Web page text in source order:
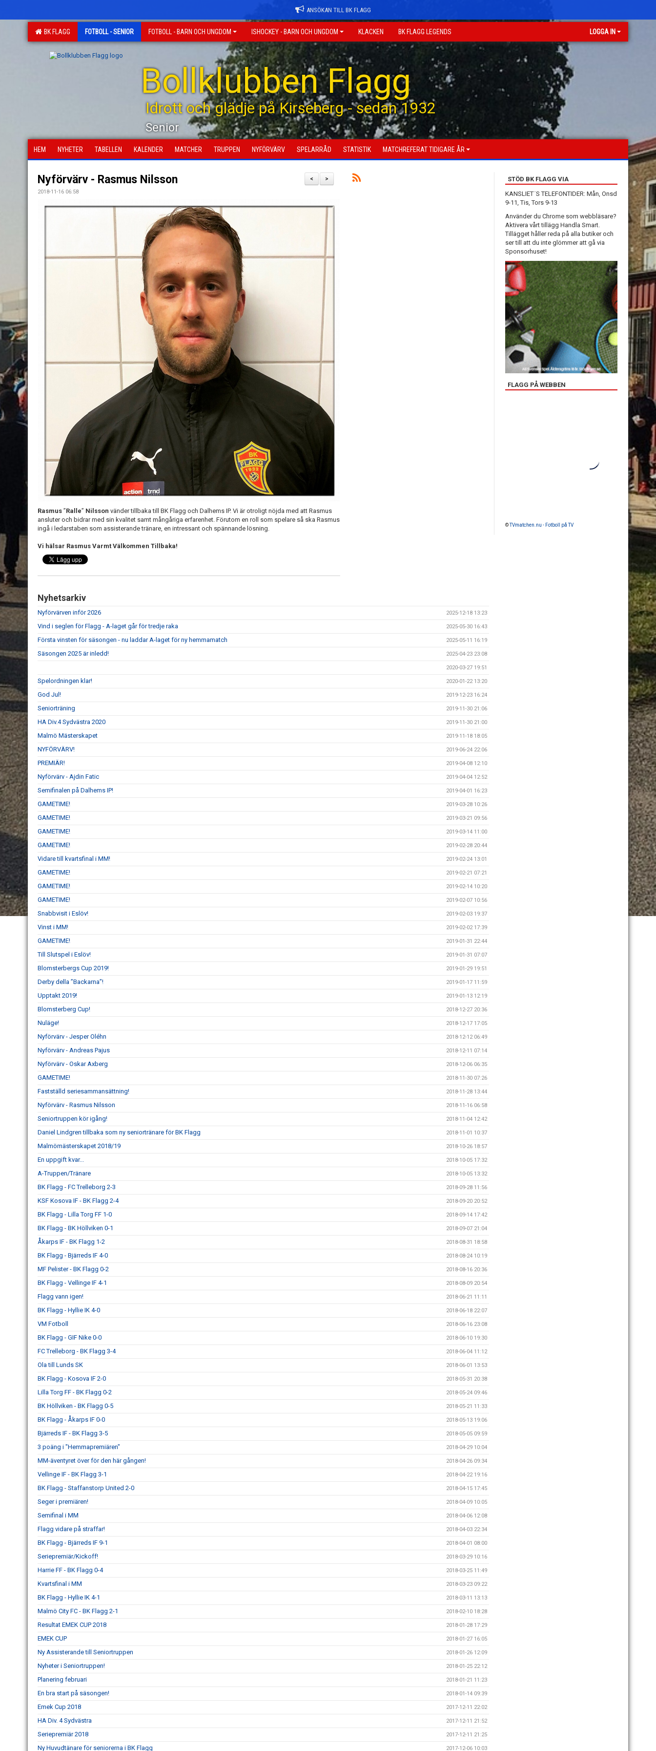
ANSÖKAN TILL BK FLAGG
BK FLAGG FOTBOLL - SENIOR FOTBOLL - BARN OCH UNGDOM ISHOCKEY - BARN OCH UNGDOM KLACKEN BK FLAGG LEGENDS LOGGA IN
Bollklubben Flagg
Idrott och glädje på Kirseberg - sedan 1932
Senior
HEM NYHETER TABELLEN KALENDER MATCHER TRUPPEN NYFÖRVÄRV SPELARRÅD STATISTIK MATCHREFERAT TIDIGARE ÅR
>
<
Nyförvärv - Rasmus Nilsson
2018-11-16 06:58
Rasmus ”Ralle” Nilsson vänder tillbaka till BK Flagg och Dalhems IP. Vi är otroligt nöjda med att Rasmus
ansluter och bidrar med sin kvalitet samt mångåriga erfarenhet. Förutom en roll som spelare så ska Rasmus
ingå i ledarstaben som assisterande tränare, en intressant och spännande lösning.
Vi hälsar Rasmus Varmt Välkommen Tillbaka!
Nyhetsarkiv
Nyförvärven inför 2026 2025-12-18 13:23
Vind i seglen för Flagg - A-laget går för tredje raka 2025-05-30 16:43
Första vinsten för säsongen - nu laddar A-laget för ny hemmamatch 2025-05-11 16:19
Säsongen 2025 är inledd! 2025-04-23 23:08
2020-03-27 19:51
Spelordningen klar! 2020-01-22 13:20
God Jul! 2019-12-23 16:24
Seniorträning 2019-11-30 21:06
HA Div.4 Sydvästra 2020 2019-11-30 21:00
Malmö Mästerskapet 2019-11-18 18:05
NYFÖRVÄRV! 2019-06-24 22:06
PREMIÄR! 2019-04-08 12:10
Nyförvärv - Ajdin Fatic 2019-04-04 12:52
Semifinalen på Dalhems IP! 2019-04-01 16:23
GAMETIME! 2019-03-28 10:26
GAMETIME! 2019-03-21 09:56
GAMETIME! 2019-03-14 11:00
GAMETIME! 2019-02-28 20:44
Vidare till kvartsfinal i MM! 2019-02-24 13:01
GAMETIME! 2019-02-21 07:21
GAMETIME! 2019-02-14 10:20
GAMETIME! 2019-02-07 10:56
Snabbvisit i Eslöv! 2019-02-03 19:37
Vinst i MM! 2019-02-02 17:39
GAMETIME! 2019-01-31 22:44
Till Slutspel i Eslöv! 2019-01-31 07:07
Blomsterbergs Cup 2019! 2019-01-29 19:51
Derby della ”Backarna”! 2019-01-17 11:59
Upptakt 2019! 2019-01-13 12:19
Blomsterberg Cup! 2018-12-27 20:36
Nuläge! 2018-12-17 17:05
Nyförvärv - Jesper Oléhn 2018-12-12 06:49
Nyförvärv - Andreas Pajus 2018-12-11 07:14
Nyförvärv - Oskar Axberg 2018-12-06 06:35
GAMETIME! 2018-11-30 07:26
Fastställd seriesammansättning! 2018-11-28 13:44
Nyförvärv - Rasmus Nilsson 2018-11-16 06:58
Seniortruppen kör igång! 2018-11-04 12:42
Daniel Lindgren tillbaka som ny seniortränare för BK Flagg 2018-11-01 10:37
Malmömästerskapet 2018/19 2018-10-26 18:57
En uppgift kvar... 2018-10-05 17:32
A-Truppen/Tränare 2018-10-05 13:32
BK Flagg - FC Trelleborg 2-3 2018-09-28 11:56
KSF Kosova IF - BK Flagg 2-4 2018-09-20 20:52
BK Flagg - Lilla Torg FF 1-0 2018-09-14 17:42
BK Flagg - BK Höllviken 0-1 2018-09-07 21:04
Åkarps IF - BK Flagg 1-2 2018-08-31 18:58
BK Flagg - Bjärreds IF 4-0 2018-08-24 10:19
MF Pelister - BK Flagg 0-2 2018-08-16 20:36
BK Flagg - Vellinge IF 4-1 2018-08-09 20:54
Flagg vann igen! 2018-06-21 11:11
BK Flagg - Hyllie IK 4-0 2018-06-18 22:07
VM Fotboll 2018-06-16 23:08
BK Flagg - GIF Nike 0-0 2018-06-10 19:30
FC Trelleborg - BK Flagg 3-4 2018-06-04 11:12
Ola till Lunds SK 2018-06-01 13:53
BK Flagg - Kosova IF 2-0 2018-05-31 20:38
Lilla Torg FF - BK Flagg 0-2 2018-05-24 09:46
BK Höllviken - BK Flagg 0-5 2018-05-21 11:33
BK Flagg - Åkarps IF 0-0 2018-05-13 19:06
Bjärreds IF - BK Flagg 3-5 2018-05-05 09:59
3 poäng i "Hemmapremiären" 2018-04-29 10:04
MM-äventyret över för den här gången! 2018-04-26 09:34
Vellinge IF - BK Flagg 3-1 2018-04-22 19:16
BK Flagg - Staffanstorp United 2-0 2018-04-15 17:45
Seger i premiären! 2018-04-09 10:05
Semifinal i MM 2018-04-06 12:08
Flagg vidare på straffar! 2018-04-03 22:34
BK Flagg - Bjärreds IF 9-1 2018-04-01 08:00
Seriepremiär/Kickoff! 2018-03-29 10:16
Harrie FF - BK Flagg 0-4 2018-03-25 11:49
Kvartsfinal i MM 2018-03-23 09:22
BK Flagg - Hyllie IK 4-1 2018-03-11 13:13
Malmö City FC - BK Flagg 2-1 2018-02-10 18:28
Resultat EMEK CUP 2018 2018-01-28 17:29
EMEK CUP 2018-01-27 16:05
Ny Assisterande till Seniortruppen 2018-01-26 12:09
Nyheter i Seniortruppen! 2018-01-25 22:12
Planering februari 2018-01-21 11:23
En bra start på säsongen! 2018-01-14 09:39
Emek Cup 2018 2017-12-11 22:02
HA Div. 4 Sydvästra 2017-12-11 21:52
Seriepremiär 2018 2017-12-11 21:25
Ny Huvudtänare för seniorerna i BK Flagg 2017-12-06 10:03
STÖD BK FLAGG VIA
KANSLIET¨S TELEFONTIDER: Mån, Onsd
9-11, Tis, Tors 9-13
Använder du Chrome som webbläsare?
Aktivera vårt tillägg Handla Smart.
Tillägget håller reda på alla butiker och
ser till att du inte glömmer att gå via
Sponsorhuset!
FLAGG PÅ WEBBEN
©TVmatchen.nu - Fotboll på TV